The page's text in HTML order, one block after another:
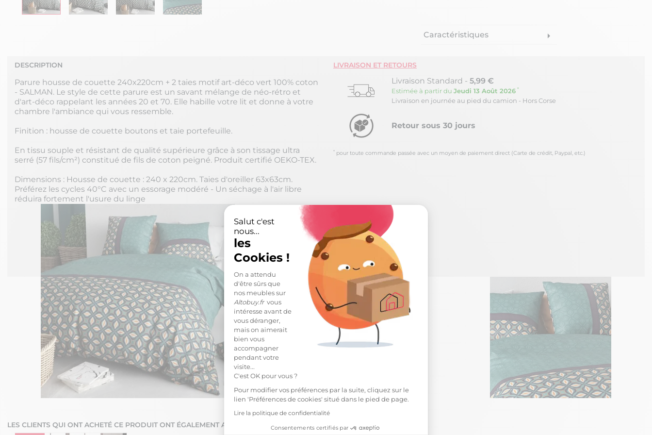
Salut c'est
nous...
les
Cookies !
On a attendu
d'être sûrs que
nos meubles sur
Altobuy.frvous
intéresse avant de
vous déranger,
mais on aimerait
bien vous
accompagner
pendant votre
visite...
C'est OK pour vous ?
Pour modifier vos préférences par la suite, cliquez sur le
lien 'Préférences de cookies' situé dans le pied de page.
Lire la politique de confidentialité
Consentements certifiés par
Caractéristiques arrow_right
DESCRIPTION
Parure housse de couette 240x220cm + 2 taies motif art-déco vert 100% coton
- SALMAN. Le style de cette parure est un savant mélange de néo-rétro et
d'art-déco rappelant les années 20 et 70. Elle habille votre lit et donne à votre
chambre l'ambiance qui vous ressemble.
Finition : housse de couette boutons et taie portefeuille.
En tissu souple et résistant de qualité supérieure grâce à son tissage ultra
serré (57 fils/cm²) constitué de fils de coton peigné. Produit certifié OEKO-TEX.
Dimensions : Housse de couette : 240 x 220cm. Taies d'oreiller 63x63cm.
Préférez les cycles 40°C avec un essorage modéré - Un séchage à l'air libre
réduira fortement l'usure du linge
LIVRAISON ET RETOURS
Livraison Standard - 5,99 €
Estimée à partir du Jeudi 13 Août 2026 *
Livraison en journée au pied du camion - Hors Corse
Retour sous 30 jours
* pour toute commande passée avec un moyen de paiement direct (Carte de crédit, Paypal, etc.)
LES CLIENTS QUI ONT ACHETÉ CE PRODUIT ONT ÉGALEMENT ACHETÉ :